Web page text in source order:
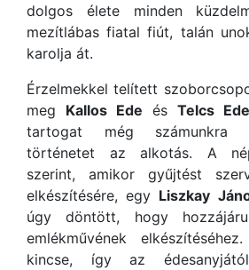
dolgos élete minden
mezítlábas fiatal fiút, talán
karolja át.
Érzelmekkel telített
meg Kallos Ede és Telcs Ede
tartogat még számunkra
történetet az alkotás. A
szerint, amikor gyűjtést
elkészítésére, egy Liszkay
úgy döntött, hogy
emlékművének
kincse, így az